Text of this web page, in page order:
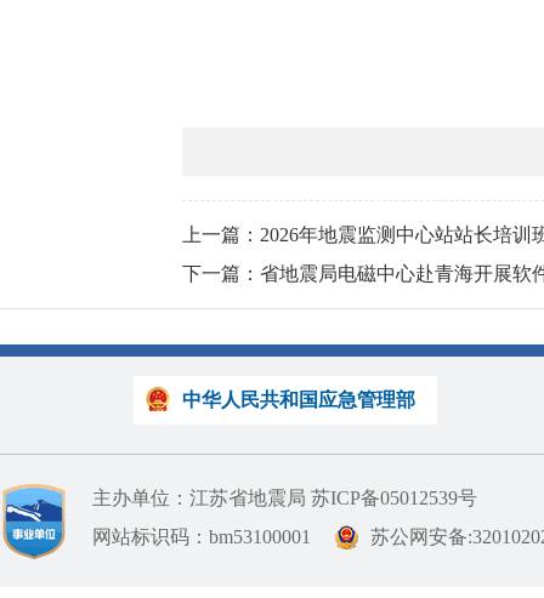
上一篇：2026年地震监测中心站站长培训
下一篇：省地震局电磁中心赴青海开展软
中华人民共和国应急管理部
主办单位：江苏省地震局 苏ICP备05012539号
网站标识码：bm53100001
苏公网安备